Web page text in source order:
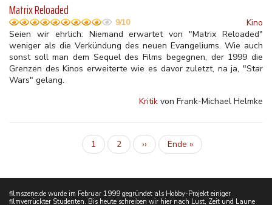
Matrix Reloaded
9/10
Kino
Seien wir ehrlich: Niemand erwartet von "Matrix Reloaded"
weniger als die Verkündung des neuen Evangeliums. Wie auch
sonst soll man dem Sequel des Films begegnen, der 1999 die
Grenzen des Kinos erweiterte wie es davor zuletzt, na ja, "Star
Wars" gelang.
Kritik von Frank-Michael Helmke
Aktuelle
Seite
1 Inhalt
2
Nächste
Seite
››
Letzte
Seite
Ende »
filmszene.de wurde im Februar 1999 gegründet als Hobby-Projekt einiger
filmverrückter Studenten. Bis heute schreiben wir hier nach Lust, Zeit und Laune